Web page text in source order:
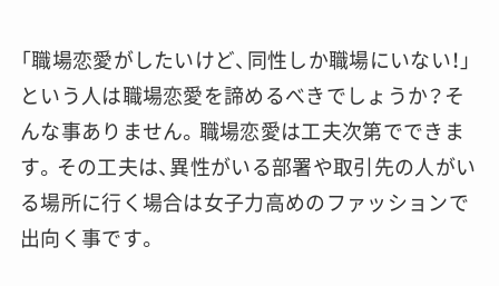
「職場恋愛がしたいけど、同性しか職場にいない！」
という人は職場恋愛を諦めるべきでしょうか？そ
んな事ありません。職場恋愛は工夫次第でできま
す。その工夫は、異性がいる部署や取引先の人がい
る場所に行く場合は女子力高めのファッションで
出向く事です。